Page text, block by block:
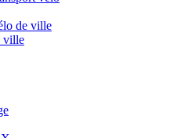
de ville
ville